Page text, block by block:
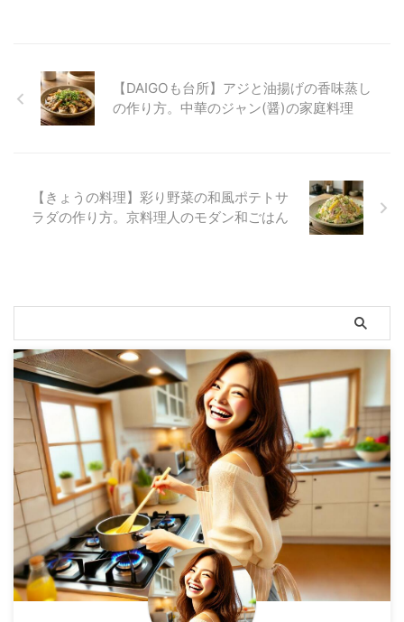
【DAIGOも台所】アジと油揚げの香味蒸し
の作り方。中華のジャン(醤)の家庭料理
【きょうの料理】彩り野菜の和風ポテトサ
ラダの作り方。京料理人のモダン和ごはん